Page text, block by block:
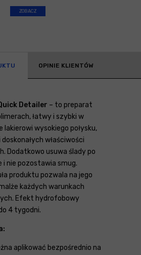
ZOBACZ
OPINIE KLIENTÓW
Detailer – to preparat
łatwy i szybki w
lakierowi wysokiego połysku,
doskonałych właściwości
Dodatkowo usuwa ślady po
i nie pozostawia smug.
produktu pozwala na jego
każdych warunkach
Efekt hydrofobowy
4 tygodni.
aplikować bezpośrednio na